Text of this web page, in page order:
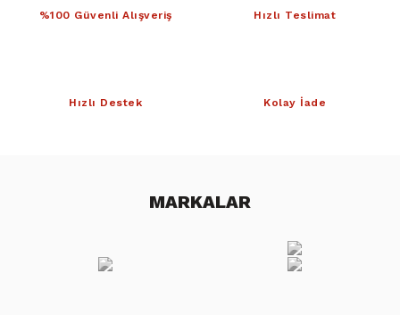
%100 Güvenli Alışveriş Hızlı Teslimat
Hızlı Destek Kolay İade
MARKALAR